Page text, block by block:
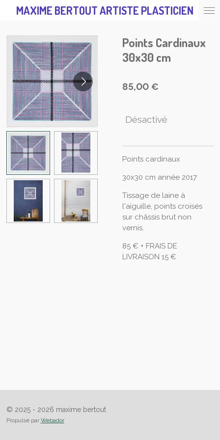
Passer
principal
MAXIME BERTOUT ARTISTE PLASTICIEN
Points Cardinaux
30x30 cm
85,00 €
Désactivé
Points cardinaux
30x30 cm année 2017
Tissage de laine à
l'aiguille, points croisés
sur châssis brut non
vernis.
85 € + FRAIS DE
LIVRAISON 15 €
© 2025 - 2026 maxime bertout
Propulsé par Webador